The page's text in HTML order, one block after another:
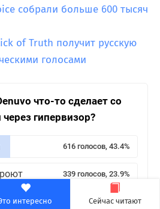
интересно Сейчас читают
собрали больше 600 тысяч
of Truth получит русскую
голосами
что-то сделает со
гипервизор?
616 голосов, 43.4%
339 голосов, 23.9%